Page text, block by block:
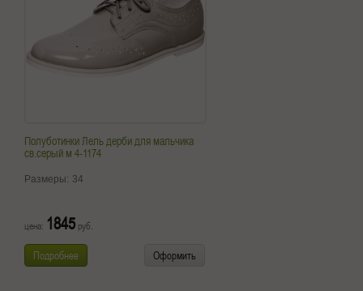
Полуботинки Лель дерби для мальчика
св.серый м 4-1174
Размеры: 34
цена: 1845 руб.
Подробнее Оформить